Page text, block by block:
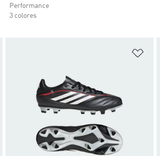
Performance
3 colores